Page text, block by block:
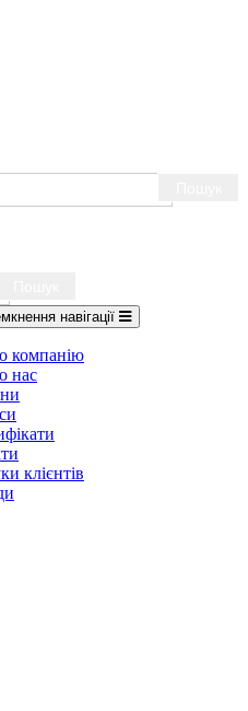
навігації
компанію
нас
клієнтів